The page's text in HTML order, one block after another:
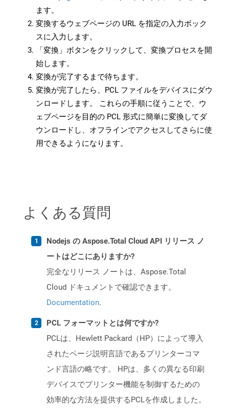
ます。
変換するウェブページの URL を指定の入力ボック
スに入力します。
「変換」ボタンをクリックして、変換プロセスを開
始します。
変換が完了するまで待ちます。
変換が完了したら、PCL ファイルをデバイスにダウ
ンロードします。 これらの手順に従うことで、ウ
ェブページを目的の PCL 形式に簡単に変換してダ
ウンロードし、オフラインでアクセスしてさらに使
用できるようになります。
よくある質問
Nodejs の Aspose.Total Cloud API リリース ノ
ートはどこにありますか?
完全なリリース ノートは、Aspose.Total
Cloud ドキュメントで確認できます。
Documentation.
PCL フォーマットとは何ですか?
PCLは、Hewlett Packard（HP）によって導入
されたページ説明言語であるプリンターコマ
ンド言語の略です。 HPは、多くの異なる印刷
デバイスでプリンター機能を制御するための
効率的な方法を提供するPCLを作成しました。